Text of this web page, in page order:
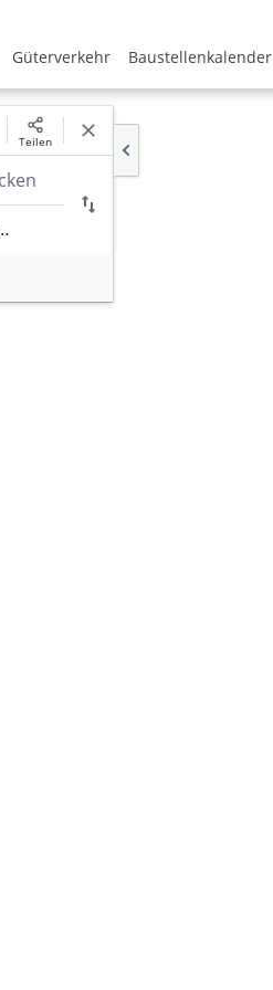
Güterverkehr Baustellenkalender
Teilen